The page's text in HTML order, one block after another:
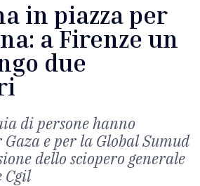
in piazza per
a Firenze un
due
di persone hanno
e per la Global Sumud
dello sciopero generale
Cgil